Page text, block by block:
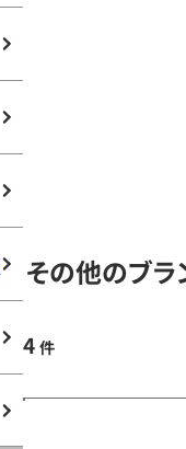
その他のブラ
4 件